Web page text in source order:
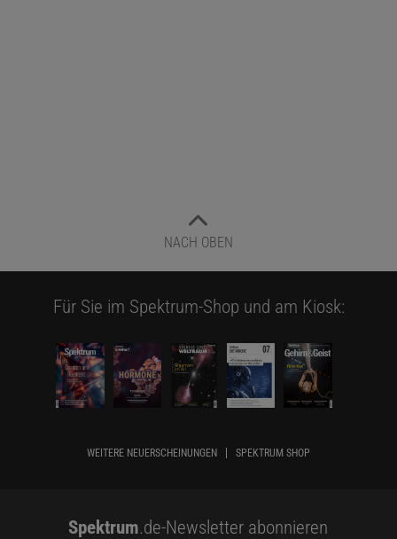
NACH OBEN
Für Sie im Spektrum-Shop und am Kiosk:
WEITERE NEUERSCHEINUNGEN SPEKTRUM SHOP
Spektrum.de-Newsletter abonnieren